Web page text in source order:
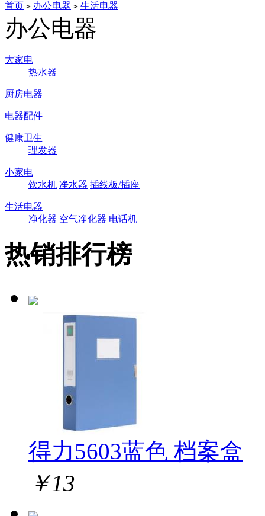
首页 > 办公电器 > 生活电器
办公电器
大家电
热水器
厨房电器
电器配件
健康卫生
理发器
小家电
饮水机 净水器 插线板/插座
生活电器
净化器 空气净化器 电话机
热销排行榜
得力5603蓝色 档案盒
￥13